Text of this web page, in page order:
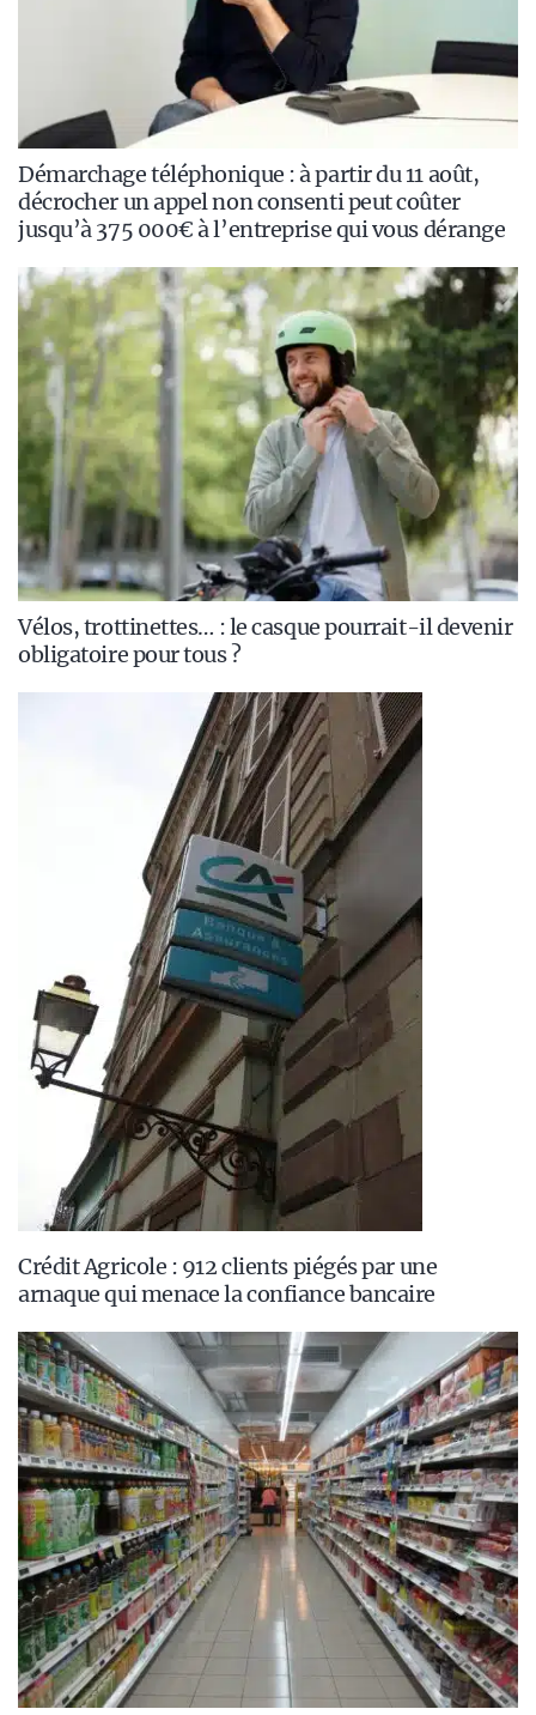
Démarchage téléphonique : à partir du 11 août,
décrocher un appel non consenti peut coûter
jusqu’à 375 000€ à l’entreprise qui vous dérange
Vélos, trottinettes… : le casque pourrait-il devenir
obligatoire pour tous ?
Crédit Agricole : 912 clients piégés par une
arnaque qui menace la confiance bancaire